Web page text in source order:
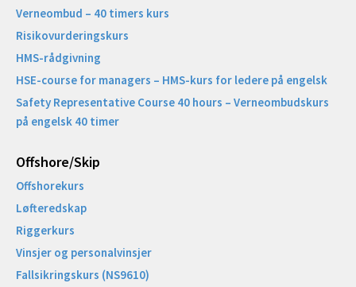
Verneombud – 40 timers kurs
Risikovurderingskurs
HMS-rådgivning
HSE-course for managers – HMS-kurs for ledere på engelsk
Safety Representative Course 40 hours – Verneombudskurs
på engelsk 40 timer
Offshore/Skip​
Offshorekurs
Løfteredskap
Riggerkurs
Vinsjer og personalvinsjer
Fallsikringskurs (NS9610)